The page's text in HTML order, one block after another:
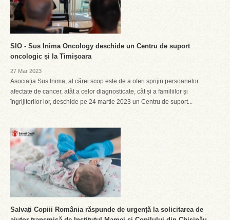
SIO - Sus Inima Oncology deschide un Centru de suport
oncologic și la Timișoara
27 Mar 2023
Asociația Sus Inima, al cărei scop este de a oferi sprijin persoanelor
afectate de cancer, atât a celor diagnosticate, cât și a familiilor și
îngrijitorilor lor, deschide pe 24 martie 2023 un Centru de suport...
Salvați Copiii România răspunde de urgență la solicitarea de